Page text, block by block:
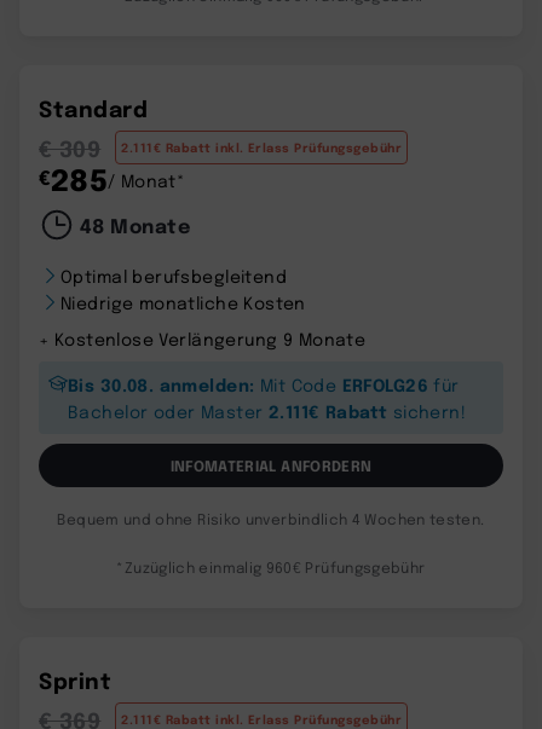
Standard
€ 309
2.111€ Rabatt inkl. Erlass Prüfungsgebühr
€285/ Monat*
48 Monate
Optimal berufsbegleitend
Niedrige monatliche Kosten
+ Kostenlose Verlängerung 9 Monate
Bis 30.08. anmelden: Mit Code ERFOLG26 für
Bachelor oder Master 2.111€ Rabatt sichern!
INFOMATERIAL ANFORDERN
Bequem und ohne Risiko unverbindlich 4 Wochen testen.
*Zuzüglich einmalig 960€ Prüfungsgebühr
Sprint
€ 369
2.111€ Rabatt inkl. Erlass Prüfungsgebühr